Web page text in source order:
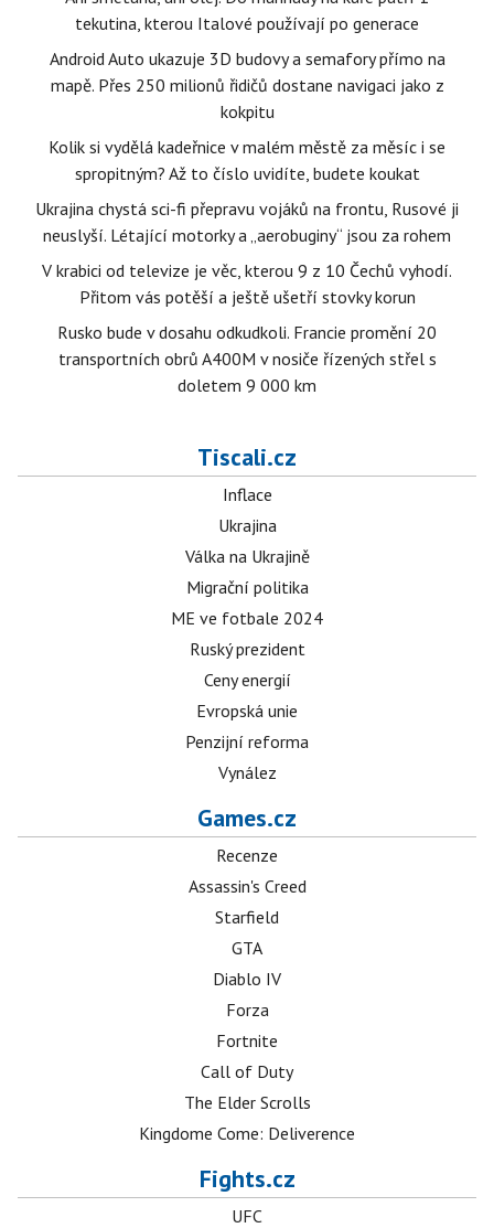
tekutina, kterou Italové používají po generace
Android Auto ukazuje 3D budovy a semafory přímo na
mapě. Přes 250 milionů řidičů dostane navigaci jako z
kokpitu
Kolik si vydělá kadeřnice v malém městě za měsíc i se
spropitným? Až to číslo uvidíte, budete koukat
Ukrajina chystá sci-fi přepravu vojáků na frontu, Rusové ji
neuslyší. Létající motorky a „aerobuginy“ jsou za rohem
V krabici od televize je věc, kterou 9 z 10 Čechů vyhodí.
Přitom vás potěší a ještě ušetří stovky korun
Rusko bude v dosahu odkudkoli. Francie promění 20
transportních obrů A400M v nosiče řízených střel s
doletem 9 000 km
Tiscali.cz
Inflace
Ukrajina
Válka na Ukrajině
Migrační politika
ME ve fotbale 2024
Ruský prezident
Ceny energií
Evropská unie
Penzijní reforma
Vynález
Games.cz
Recenze
Assassin's Creed
Starfield
GTA
Diablo IV
Forza
Fortnite
Call of Duty
The Elder Scrolls
Kingdome Come: Deliverence
Fights.cz
UFC